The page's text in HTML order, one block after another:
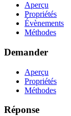
Aperçu
Propriétés
Évènements
Méthodes
Demander
Aperçu
Propriétés
Méthodes
Réponse